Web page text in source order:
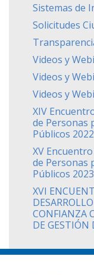
Sistemas de
Solicitudes
Videos y
Videos y
Videos y
XIV
de Personas
Públicos 2022
XV
de Personas
Públicos 2023
XVI
CONFIANZA
DE GESTIÓN